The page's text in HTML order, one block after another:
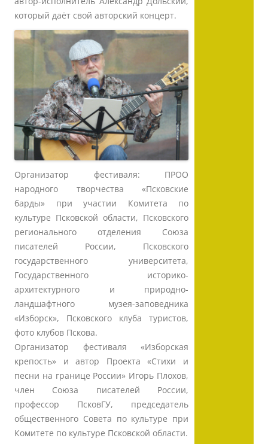
который даёт свой авторский концерт.
Организатор фестиваля: ПРОО
народного творчества «Псковские
барды» при участии Комитета по
культуре Псковской области, Псковского
регионального отделения Союза
писателей России, Псковского
государственного университета,
Государственного историко-
архитектурного и природно-
ландшафтного музея-заповедника
«Изборск», Псковского клуба туристов,
фото клубов Пскова.
Организатор фестиваля «Изборская
крепость» и автор Проекта «Стихи и
песни на границе России» Игорь Плохов,
член Союза писателей России,
профессор ПсковГУ, председатель
общественного Совета по культуре при
Комитете по культуре Псковской области.